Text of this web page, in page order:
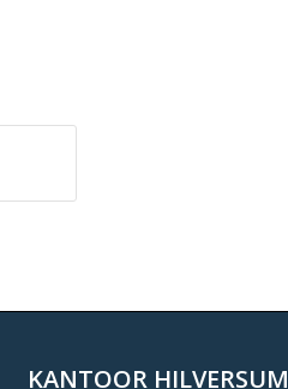
KANTOOR HILVERSUM